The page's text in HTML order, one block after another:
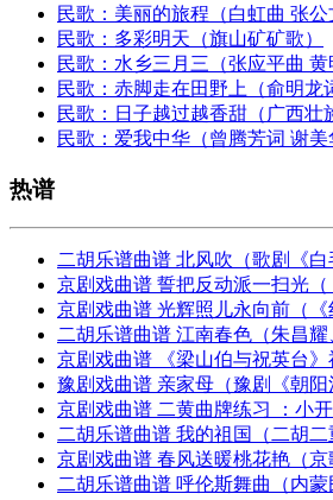
民歌：美丽的旅程（白虹曲 张公
民歌：多彩明天（旗山矿矿歌）
民歌：水乡三月三（张应平曲 黄
民歌：赤脚走在田野上（俞明龙
民歌：日子越过越香甜（广西壮
民歌：爱我中华（曾腾芳词 谢美
热谱
二胡乐谱曲谱 北风吹（歌剧《白
京剧戏曲谱 誓把反动派一扫光
京剧戏曲谱 光辉照儿永向前（
二胡乐谱曲谱 江南春色（朱昌耀
京剧戏曲谱 《梁山伯与祝英台
豫剧戏曲谱 亲家母（豫剧《朝
京剧戏曲谱 二黄曲牌练习 ：小
二胡乐谱曲谱 我的祖国（二胡
京剧戏曲谱 春风送暖桃花艳（京
二胡乐谱曲谱 呼伦斯舞曲（内蒙